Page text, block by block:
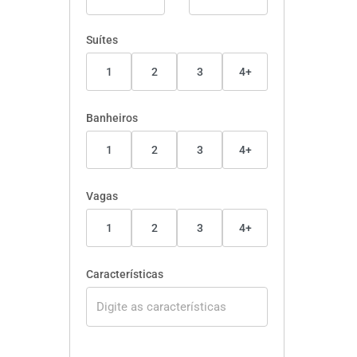
Suítes
1 2 3 4+
Banheiros
1 2 3 4+
Vagas
1 2 3 4+
Características